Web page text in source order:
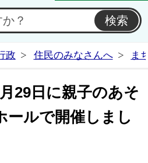
政 住民のみなさんへ ま
29日に親子のあそ
ールで開催しまし